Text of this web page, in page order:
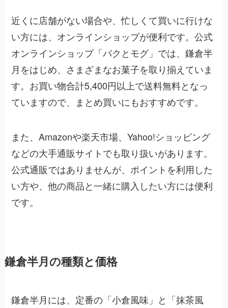
近くに店舗がない場合や、忙しくて買いに行けな
い方には、オンラインショップが便利です。公式
オンラインショップ「パクとモグ」では、鎌倉半
月をはじめ、さまざまなお菓子を取り揃えていま
す。お買い物合計5,400円以上で送料無料となっ
ていますので、まとめ買いにもおすすめです。
また、Amazonや楽天市場、Yahoo!ショッピング
などの大手通販サイトでも取り扱いがあります。
公式通販ではありませんが、ポイントを利用した
い方や、他の商品と一緒に購入したい方には便利
です。
鎌倉半月の種類と価格
鎌倉半月には、定番の「小倉風味」と「抹茶風